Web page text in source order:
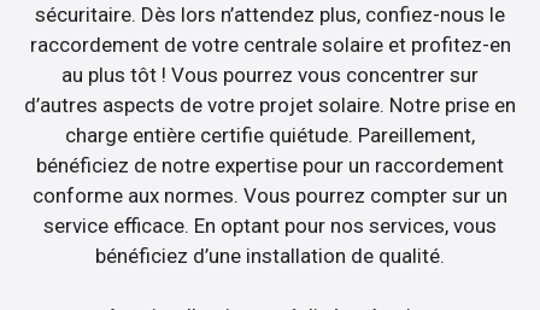
sécuritaire. Dès lors n’attendez plus, confiez-nous le
raccordement de votre centrale solaire et profitez-en
au plus tôt ! Vous pourrez vous concentrer sur
d’autres aspects de votre projet solaire. Notre prise en
charge entière certifie quiétude. Pareillement,
bénéficiez de notre expertise pour un raccordement
conforme aux normes. Vous pourrez compter sur un
service efficace. En optant pour nos services, vous
bénéficiez d’une installation de qualité.